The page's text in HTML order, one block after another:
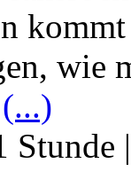
wie
(...)
Stunde |